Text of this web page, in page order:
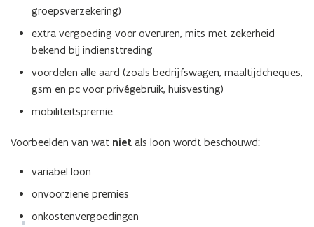
groepsverzekering)
extra vergoeding voor overuren, mits met zekerheid
bekend bij indiensttreding
voordelen alle aard (zoals bedrijfswagen, maaltijdcheques,
gsm en pc voor privégebruik, huisvesting)
mobiliteitspremie
Voorbeelden van wat niet als loon wordt beschouwd:
variabel loon
onvoorziene premies
onkostenvergoedingen